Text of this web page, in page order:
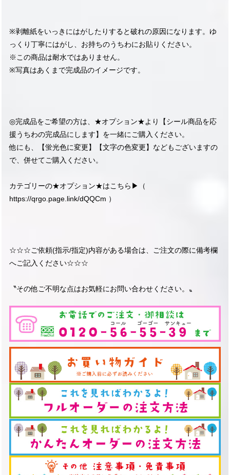
※剥離紙をいっきにはがしたりすると破れの原因になります。ゆ
っくり丁寧にはがし、お持ちのうちわにお貼りください。
※この商品は耐水ではありません。
※写真はあくまで完成品のイメージです。
◎完成品をご希望の方は、★オプション★より【シール商品を応
援うちわの完成品にします】を一緒にご購入ください。
他にも、【蛍光色に変更】【文字の色変更】などもございますの
で、併せてご購入ください。
カテゴリーの★オプション★はこちら▶︎（
https://qrgo.page.link/dQQCm ）
☆☆☆ご依頼(指示/指定)内容がある場合は、ご注文の際に備考欄
へご記入ください☆☆☆
〝その他ご不明な点はお気軽にお問い合わせください。〟